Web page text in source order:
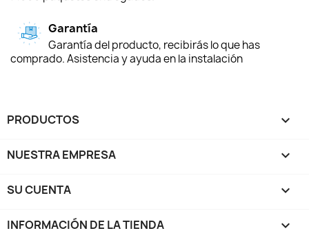
Garantía
Garantía del producto, recibirás lo que has
comprado. Asistencia y ayuda en la instalación
PRODUCTOS 
NUESTRA EMPRESA 
SU CUENTA 
INFORMACIÓN DE LA TIENDA keyboard_arrow_down